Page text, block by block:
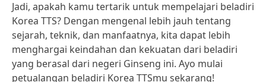
Jadi, apakah kamu tertarik untuk mempelajari beladiri
Korea TTS? Dengan mengenal lebih jauh tentang
sejarah, teknik, dan manfaatnya, kita dapat lebih
menghargai keindahan dan kekuatan dari beladiri
yang berasal dari negeri Ginseng ini. Ayo mulai
petualangan beladiri Korea TTSmu sekarang!